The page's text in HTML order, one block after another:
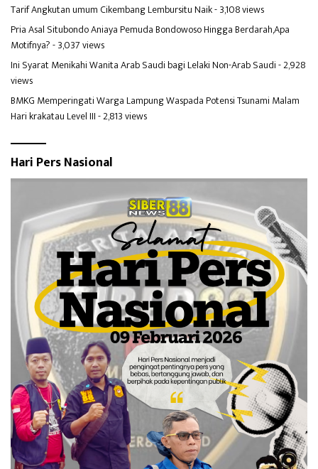
Tarif Angkutan umum Cikembang Lembursitu Naik- 3,108 views
Pria Asal Situbondo Aniaya Pemuda Bondowoso Hingga Berdarah,Apa
Motifnya?- 3,037 views
Ini Syarat Menikahi Wanita Arab Saudi bagi Lelaki Non-Arab Saudi- 2,928
views
BMKG Memperingati Warga Lampung Waspada Potensi Tsunami Malam
Hari krakatau Level III- 2,813 views
Hari Pers Nasional